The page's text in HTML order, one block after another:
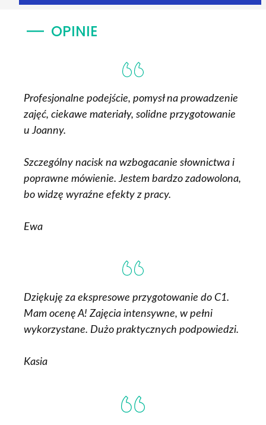
OPINIE
Profesjonalne podejście, pomysł na prowadzenie
zajęć, ciekawe materiały, solidne przygotowanie
u Joanny.
Szczególny nacisk na wzbogacanie słownictwa i
poprawne mówienie. Jestem bardzo zadowolona,
bo widzę wyraźne efekty z pracy.
Ewa
Dziękuję za ekspresowe przygotowanie do C1.
Mam ocenę A! Zajęcia intensywne, w pełni
wykorzystane. Dużo praktycznych podpowiedzi.
Kasia